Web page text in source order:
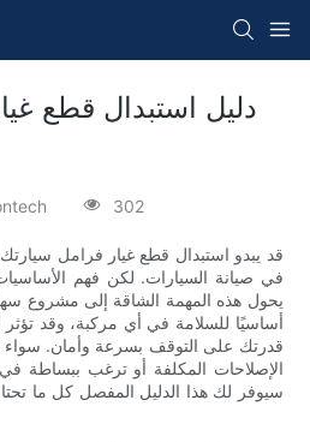
دليل استبدال قطع
302
قد يبدو استبدال قطع غيار فرامل
في صيانة السيارات. لكن فهم
يحول هذه المهمة الشاقة إلى مشروع
أساسيًا للسلامة في أي مركبة، وقد تؤثر
قدرتك على التوقف بسرعة وأمان.
الإصلاحات المكلفة أو ترغب ببساطة في
سيوفر لك هذا الدليل المفصل كل ما